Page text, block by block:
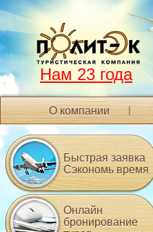
Нам 23 года
О компании
Быстрая заявка
Сэкономь время
Онлайн
бронирование